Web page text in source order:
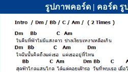
รูปภาพคอร์ด | คอร์ด รู